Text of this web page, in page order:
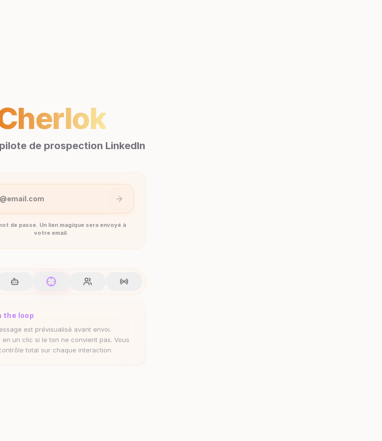
de prospection LinkedIn
votre email.
est analysé et enrichi
par l'IA. Zéro saisie manuelle,